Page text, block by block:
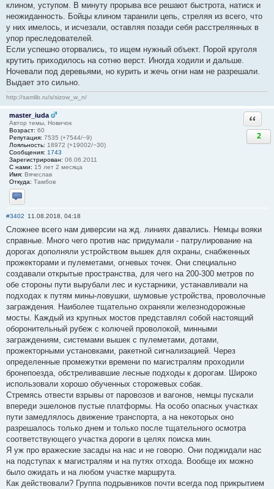
клином, уступом. В минуту прорыва все решают быстрота, натиск и
неожиданность. Бойцы клином таранили цепь, стреляя из всего, что
у них имелось, и исчезали, оставляя позади себя расстрелянных в
упор преследователей.
Если успешно оторвались, то ищем нужный объект. Порой круголя
крутить приходилось на сотню верст. Иногда ходили и дальше.
Ночевали под деревьями, но курить и жечь огни нам не разрешали.
Выдает это сильно.
http://samlib.ru/s/sizow_w_n/
master_iuda
Автор темы, Новичок
Возраст: 60
Репутация: 7535 (+7544/−9)
Лояльность: 18972 (+19002/−30)
Сообщения: 1743
Зарегистрирован: 06.06.2011
С нами: 15 лет 2 месяца
Имя: Вячеслав
Откуда: Тамбов
Отправить личное сообщение
2
#3402 11.08.2018, 04:18
Сложнее всего нам диверсии на жд. линиях давались. Немцы вояки
справные. Много чего против нас придумали - патрулирование на
дорогах дополняли устройством вышек для охраны, снабженных
прожекторами и пулеметами, огневых точек. Они специально
создавали открытые пространства, для чего на 200-300 метров по
обе стороны пути вырубали лес и кустарники, устанавливали на
подходах к путям мины-ловушки, шумовые устройства, проволочные
заграждения. Наиболее тщательно охраняли железнодорожные
мосты. Каждый из крупных мостов представлял собой настоящий
оборонительный рубеж с колючей проволокой, минными
заграждениям, системами вышек с пулеметами, дотами,
прожекторными установками, ракетной сигнализацией. Через
определенные промежутки времени по магистралям проходили
бронепоезда, обстреливавшие лесные подходы к дорогам. Широко
использовали хорошо обученных сторожевых собак.
Стремясь отвести взрывы от паровозов и вагонов, немцы пускали
впереди эшелонов пустые платформы. На особо опасных участках
пути замедлялось движение транспорта, а на некоторых оно
разрешалось только днем и только после тщательного осмотра
соответствующего участка дороги в целях поиска мин.
Я уж про вражеские засады на нас и не говорю. Они поджидали нас
на подступах к магистралям и на путях отхода. Вообще их можно
было ожидать и на любом участке маршрута.
Как действовали? Группа подрывников почти всегда под прикрытием